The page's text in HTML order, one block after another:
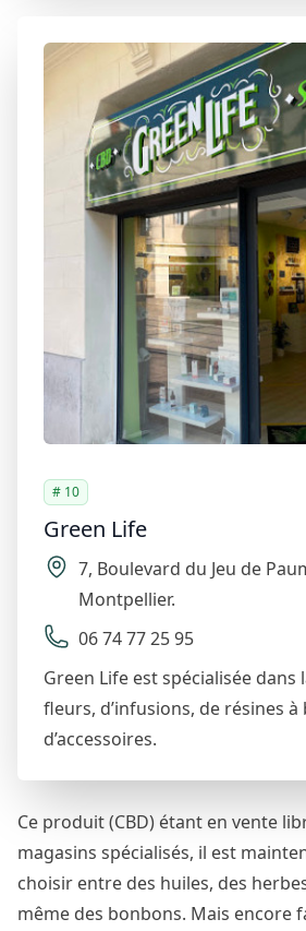
# 10
Green Life
7, Boulevard du Jeu de
Montpellier.
06 74 77 25 95
Green Life est spécialisée dans
fleurs, d’infusions, de résines à
d’accessoires.
Ce produit (CBD) étant en vente
magasins spécialisés, il est
choisir entre des huiles, des
même des bonbons. Mais encore